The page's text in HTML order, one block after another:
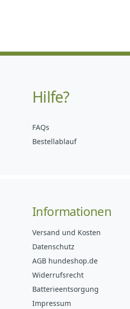
Hilfe?
FAQs
Bestellablauf
Informationen
Versand und Kosten
Datenschutz
AGB hundeshop.de
Widerrufsrecht
Batterieentsorgung
Impressum